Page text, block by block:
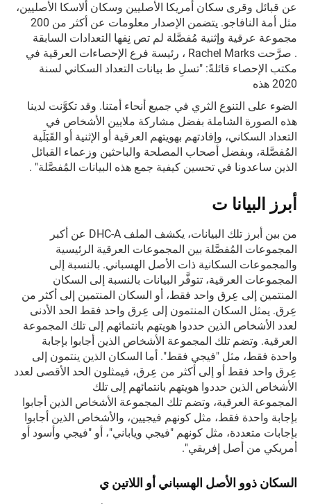
عن قبائل وقرى سكان أمريكا الأصليين وسكان ألاسكا الأصليين،
مثل أمة النافاجو. يتضمن الإصدار معلومات عن أكثر من 200
مجموعة عرقية وإثنية مُفصَّلة لم تص نِفها التعدادات السابقة
. صرَّحت Rachel Marks ، رئيسة فرع الإحصاءات العرقية في
مكتب الإحصاء قائلةً: "تسلِ ط بيانات التعداد السكاني لسنة
2020 هذه
الضوء على التنوع الثري في جميع أنحاء أمتنا. وقد تكوَّنت لدينا
هذه الصورة الشاملة بفضل مشاركة ملايين الأشخاص في
التعداد السكاني، وإفادتهم بهويتهم العرقية أو الإثنية أو القَبَلَية
المُفصَّلة، وبفضل أصحاب المصلحة والباحثين وزعماء القبائل
الذين ساعدونا في تحسين كيفية جمع هذه البيانات المُفصَّلة" .
أبرز البيانا ت
من بين أبرز تلك البيانات، يكشف الملف DHC-A عن أكبر
المجموعات المُفصَّلة بين المجموعات العرقية الرئيسية
والمجموعات السكانية ذات الأصل الهسباني. بالنسبة إلى
المجموعات العرقية، تتوفَّر البيانات بالنسبة إلى السكان
المنتمين إلى عِرق واحد فقط، أو السكان المنتمين إلى أكثر من
عِرق. يمثل السكان المنتمون إلى عِرق واحد فقط الحد الأدنى
لعدد الأشخاص الذين حددوا هويتهم بانتمائهم إلى تلك المجموعة
العرقية. وتضم تلك المجموعة الأشخاص الذين أجابوا بإجابة
واحدة فقط، مثل "فيجي فقط". أما السكان الذين ينتمون إلى
عِرق واحد فقط أو إلى أكثر من عِرق، فيمثلون الحد الأقصى لعدد
الأشخاص الذين حددوا هويتهم بانتمائهم إلى تلك
المجموعة العرقية، وتضم تلك المجموعة الأشخاص الذين أجابوا
بإجابة واحدة فقط، مثل كونهم فيجيين، والأشخاص الذين أجابوا
بإجابات متعددة، مثل كونهم "فيجي وياباني"، أو "فيجي وأسود أو
أمريكي من أصل إفريقي".
السكان ذوو الأصل الھسباني أو اللاتين ي